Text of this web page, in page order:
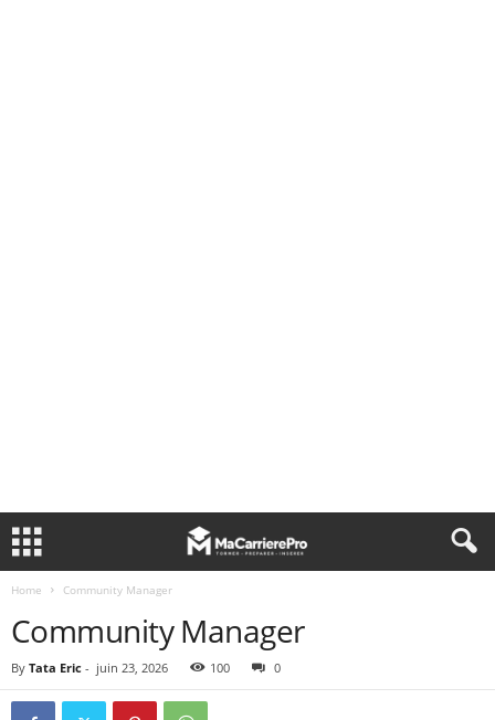
Home Community Manager
Community Manager
By Tata Eric - juin 23, 2026 100 0